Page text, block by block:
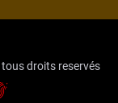
tous droits reservés